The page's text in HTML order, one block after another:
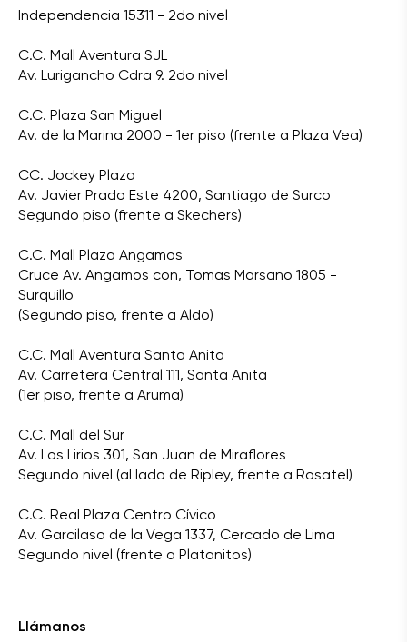
Independencia 15311 - 2do nivel
C.C. Mall Aventura SJL
Av. Lurigancho Cdra 9. 2do nivel
C.C. Plaza San Miguel
Av. de la Marina 2000 - 1er piso (frente a Plaza Vea)
CC. Jockey Plaza
Av. Javier Prado Este 4200, Santiago de Surco
Segundo piso (frente a Skechers)
C.C. Mall Plaza Angamos
Cruce Av. Angamos con, Tomas Marsano 1805 -
Surquillo
(Segundo piso, frente a Aldo)
C.C. Mall Aventura Santa Anita
Av. Carretera Central 111, Santa Anita
(1er piso, frente a Aruma)
C.C. Mall del Sur
Av. Los Lirios 301, San Juan de Miraflores
Segundo nivel (al lado de Ripley, frente a Rosatel)
C.C. Real Plaza Centro Cívico
Av. Garcilaso de la Vega 1337, Cercado de Lima
Segundo nivel (frente a Platanitos)
Llámanos